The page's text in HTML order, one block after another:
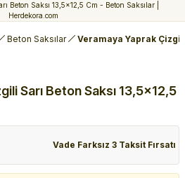
Beton Saksılar Veramaya Yaprak Çizgili
Sarı Beton Saksı 13,5x12,5
Vade Farksız 3 Taksit Fırsatı